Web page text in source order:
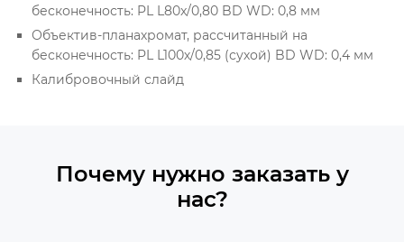
бесконечность: PL L80x/0,80 BD WD: 0,8 мм
Объектив-планахромат, рассчитанный на
бесконечность: PL L100х/0,85 (сухой) BD WD: 0,4 мм
Калибровочный слайд
Почему нужно заказать у
нас?